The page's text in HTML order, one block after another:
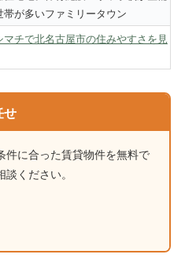
が多いファミリータウン
マチで北名古屋市の住みやすさを見
せ
件に合った賃貸物件を無料で
ください。